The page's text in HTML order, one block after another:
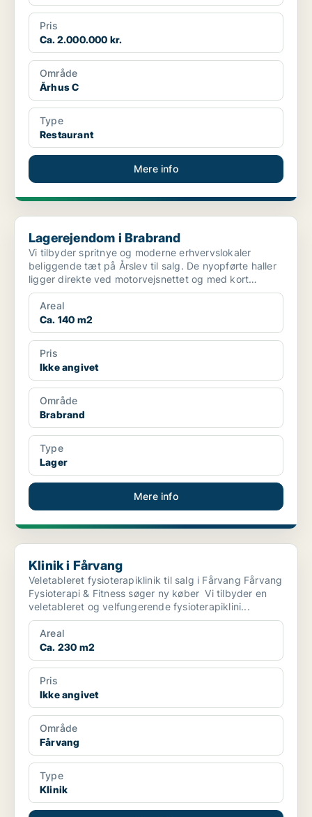
Pris
Ca. 2.000.000 kr.
Område
Århus C
Type
Restaurant
Mere info
Lagerejendom i Brabrand
Lagerejendom i Brabrand
Vi tilbyder spritnye og moderne erhvervslokaler
beliggende tæt på Årslev til salg. De nyopførte haller
ligger direkte ved motorvejsnettet og med kort
afstand...
Areal
Ca. 140 m2
Pris
Ikke angivet
Område
Brabrand
Type
Lager
Mere info
Klinik i Fårvang
Klinik i Fårvang
Veletableret fysioterapiklinik til salg i Fårvang Fårvang
Fysioterapi & Fitness søger ny køber Vi tilbyder en
veletableret og velfungerende fysioterapiklini...
Areal
Ca. 230 m2
Pris
Ikke angivet
Område
Fårvang
Type
Klinik